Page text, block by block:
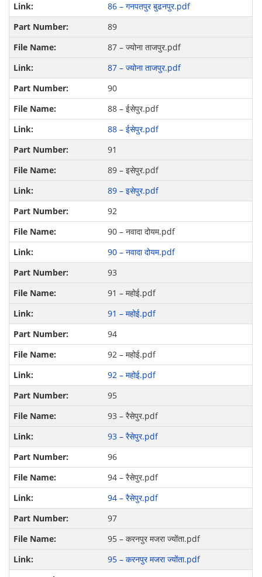
86 – गनपतपुर बुढनपुर.pdf
89
87 – ज्योना ताजपुर.pdf
87 – ज्योना ताजपुर.pdf
90
88 – ईसेपुर.pdf
88 – ईसेपुर.pdf
91
89 – इसेपुर.pdf
89 – इसेपुर.pdf
92
90 – नवादा दोयम.pdf
90 – नवादा दोयम.pdf
93
91 – महोई.pdf
91 – महोई.pdf
94
92 – महोई.pdf
92 – महोई.pdf
95
93 – रैसेपुर.pdf
93 – रैसेपुर.pdf
96
94 – रैसेपुर.pdf
94 – रैसेपुर.pdf
97
95 – करनपुर मजरा ज्योंता.pdf
95 – करनपुर मजरा ज्योंता.pdf